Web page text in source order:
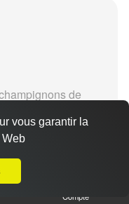
de
Compte
vous garantir la
Web